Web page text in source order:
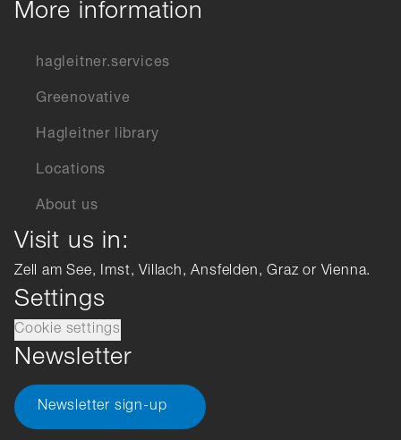
More information
hagleitner.services
Greenovative
Hagleitner library
Locations
About us
Visit us in:
Zell am See, Imst, Villach, Ansfelden, Graz or Vienna.
Settings
Cookie settings
Newsletter
Newsletter sign-up